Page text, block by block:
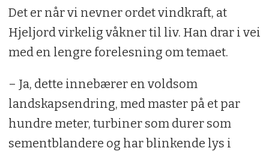
Det er når vi nevner ordet vindkraft, at
Hjeljord virkelig våkner til liv. Han drar i vei
med en lengre forelesning om temaet.
– Ja, dette innebærer en voldsom
landskapsendring, med master på et par
hundre meter, turbiner som durer som
sementblandere og har blinkende lys i